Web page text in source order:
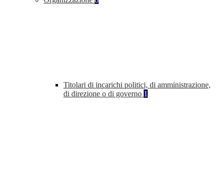
Titolari di incarichi politici, di amministrazione,
di direzione o di governo 1